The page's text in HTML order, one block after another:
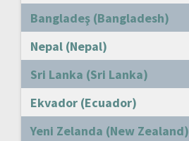
Bangladeş (Bangladesh)
Nepal (Nepal)
Sri Lanka (Sri Lanka)
Ekvador (Ecuador)
Yeni Zelanda (New Zealand)